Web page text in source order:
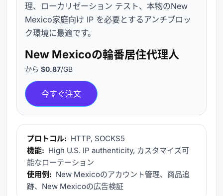
理、ローカリゼーション テスト、本物のNew
Mexico家庭向け IP を必要とするアンチブロッ
ク環境に最適です。
New Mexicoの輪番居住代理人
から $0.87/GB
今すぐ注文
プロトコル: HTTP, SOCKS5
機能: High U.S. IP authenticity, カスタマイズ可
能なローテーション
使用例: New Mexicoのアカウント管理、商品追
跡、New Mexicoの広告検証